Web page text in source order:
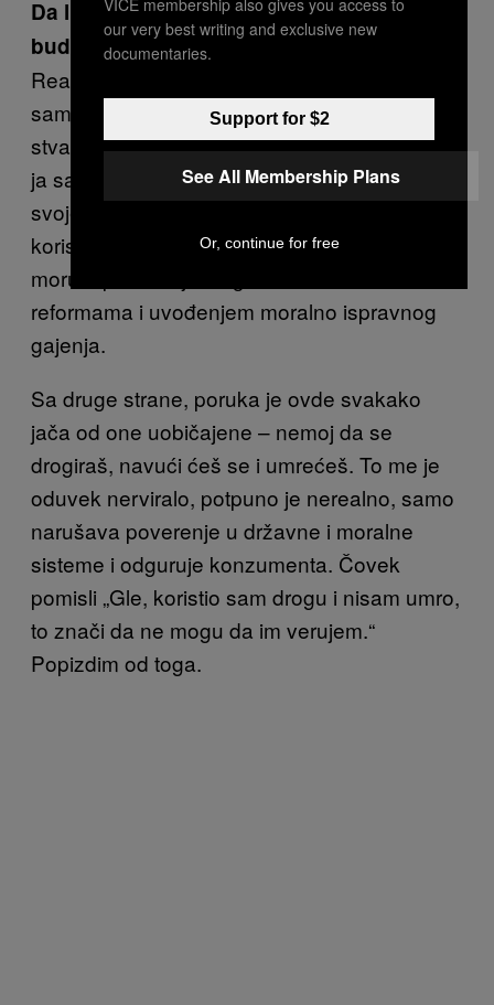
Da li ćeš sad razmisliti sledeći put kad
budeš naručila gram?
Realno, neću da prestanem da se radim
samo zato što sad malo bolje razumem
stvari. Već sam znala to o nasilju, ali mislim,
ja sam tu samo mala karika u lancu. Imam
svoje interese kao i svi drugi. Kad bi par
korisnika batalilo belo, to bi bila samo kap u
moru u poređenju sa globalnim i nacionalnim
reformama i uvođenjem moralno ispravnog
gajenja.
Sa druge strane, poruka je ovde svakako
jača od one uobičajene – nemoj da se
drogiraš, navući ćeš se i umrećeš. To me je
oduvek nerviralo, potpuno je nerealno, samo
narušava poverenje u državne i moralne
sisteme i odguruje konzumenta. Čovek
pomisli „Gle, koristio sam drogu i nisam umro,
to znači da ne mogu da im verujem.“
Popizdim od toga.
our very best writing and exclusive new
documentaries.
Support for $2
See All Membership Plans
Or, continue for free